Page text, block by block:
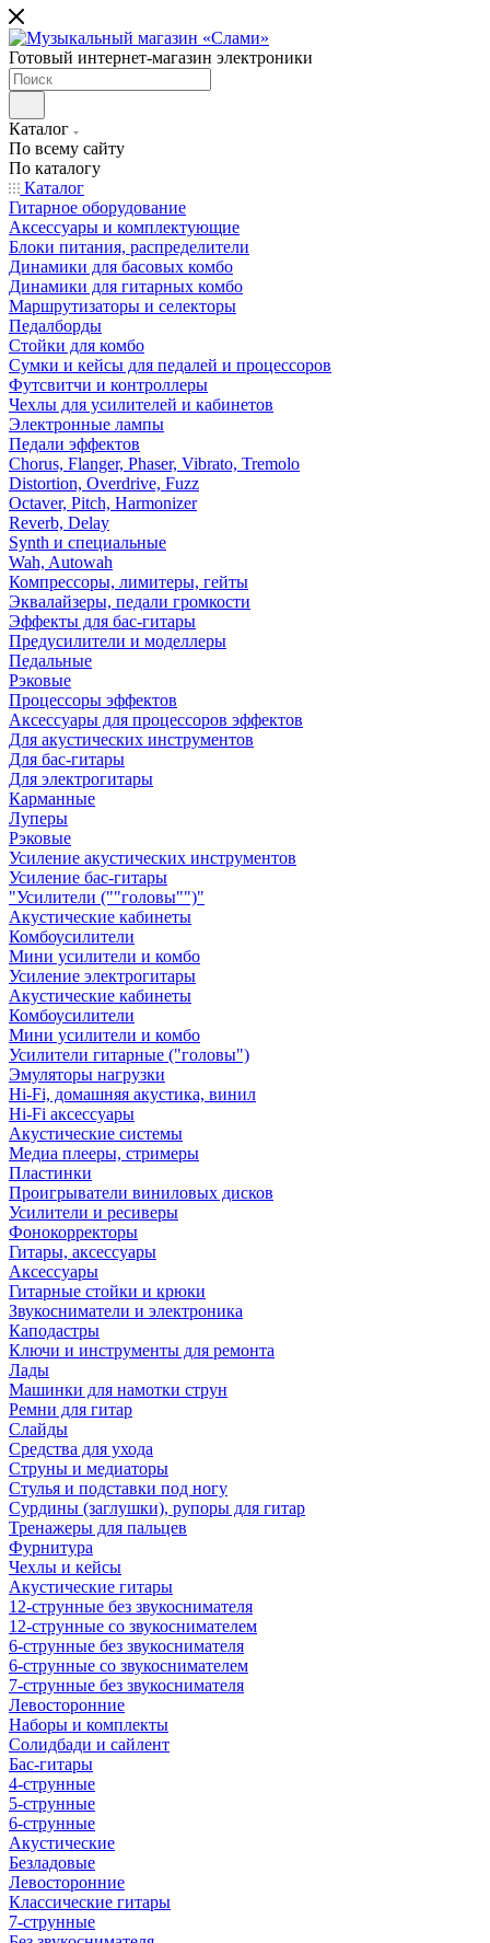
Готовый интернет-магазин электроники
Каталог
По всему сайту
По каталогу
Каталог
Гитарное оборудование
Аксессуары и комплектующие
Блоки питания, распределители
Динамики для басовых комбо
Динамики для гитарных комбо
Маршрутизаторы и селекторы
Педалборды
Стойки для комбо
Сумки и кейсы для педалей и процессоров
Футсвитчи и контроллеры
Чехлы для усилителей и кабинетов
Электронные лампы
Педали эффектов
Chorus, Flanger, Phaser, Vibrato, Tremolo
Distortion, Overdrive, Fuzz
Octaver, Pitch, Harmonizer
Reverb, Delay
Synth и специальные
Wah, Autowah
Компрессоры, лимитеры, гейты
Эквалайзеры, педали громкости
Эффекты для бас-гитары
Предусилители и моделлеры
Педальные
Рэковые
Процессоры эффектов
Аксессуары для процессоров эффектов
Для акустических инструментов
Для бас-гитары
Для электрогитары
Карманные
Луперы
Рэковые
Усиление акустических инструментов
Усиление бас-гитары
"Усилители (""головы"")"
Акустические кабинеты
Комбоусилители
Мини усилители и комбо
Усиление электрогитары
Акустические кабинеты
Комбоусилители
Мини усилители и комбо
Усилители гитарные ("головы")
Эмуляторы нагрузки
Hi-Fi, домашняя акустика, винил
Hi-Fi аксессуары
Акустические системы
Медиа плееры, стримеры
Пластинки
Проигрыватели виниловых дисков
Усилители и ресиверы
Фонокорректоры
Гитары, аксессуары
Аксессуары
Гитарные стойки и крюки
Звукосниматели и электроника
Каподастры
Ключи и инструменты для ремонта
Лады
Машинки для намотки струн
Ремни для гитар
Слайды
Средства для ухода
Струны и медиаторы
Стулья и подставки под ногу
Сурдины (заглушки), рупоры для гитар
Тренажеры для пальцев
Фурнитура
Чехлы и кейсы
Акустические гитары
12-струнные без звукоснимателя
12-струнные со звукоснимателем
6-струнные без звукоснимателя
6-струнные со звукоснимателем
7-струнные без звукоснимателя
Левосторонние
Наборы и комплекты
Солидбади и сайлент
Бас-гитары
4-струнные
5-струнные
6-струнные
Акустические
Безладовые
Левосторонние
Классические гитары
7-струнные